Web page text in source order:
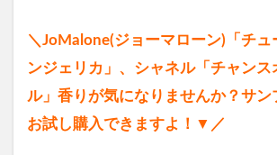
＼JoMalone(ジョーマローン)「チュ
ンジェリカ」、シャネル「チャンス
ル」香りが気になりませんか？サン
お試し購入できますよ！▼／